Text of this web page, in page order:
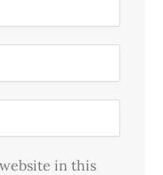
in this